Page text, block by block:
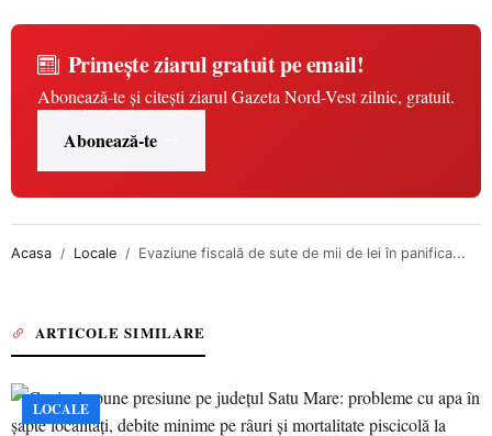
Primește ziarul gratuit pe email!
Abonează-te și citești ziarul Gazeta Nord-Vest zilnic, gratuit.
Abonează-te
Acasa Locale Evaziune fiscală de sute de mii de lei în panifica...
ARTICOLE SIMILARE
LOCALE